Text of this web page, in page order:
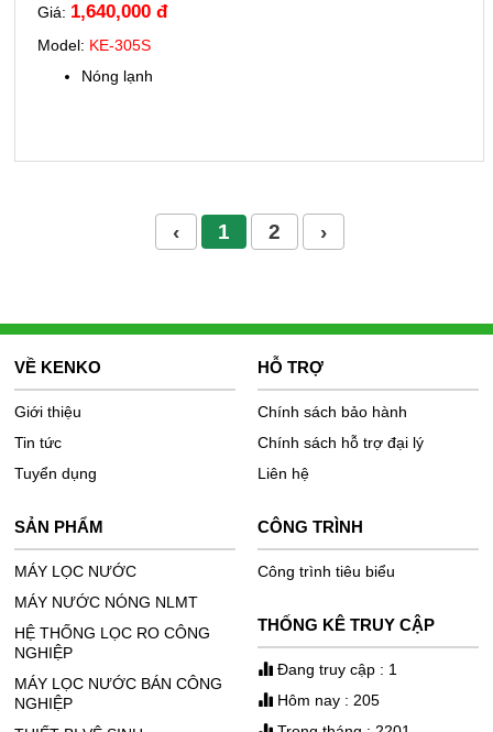
Giá: 1,640,000 đ
Model: KE-305S
Nóng lạnh
‹ 1 2 ›
VỀ KENKO
Giới thiệu
Tin tức
Tuyển dụng
HỖ TRỢ
Chính sách bảo hành
Chính sách hỗ trợ đại lý
Liên hệ
SẢN PHẨM
MÁY LỌC NƯỚC
MÁY NƯỚC NÓNG NLMT
HỆ THỐNG LỌC RO CÔNG
NGHIỆP
MÁY LỌC NƯỚC BÁN CÔNG
NGHIỆP
CÔNG TRÌNH
Công trình tiêu biểu
THỐNG KÊ TRUY CẬP
Đang truy cập : 1
Hôm nay : 205